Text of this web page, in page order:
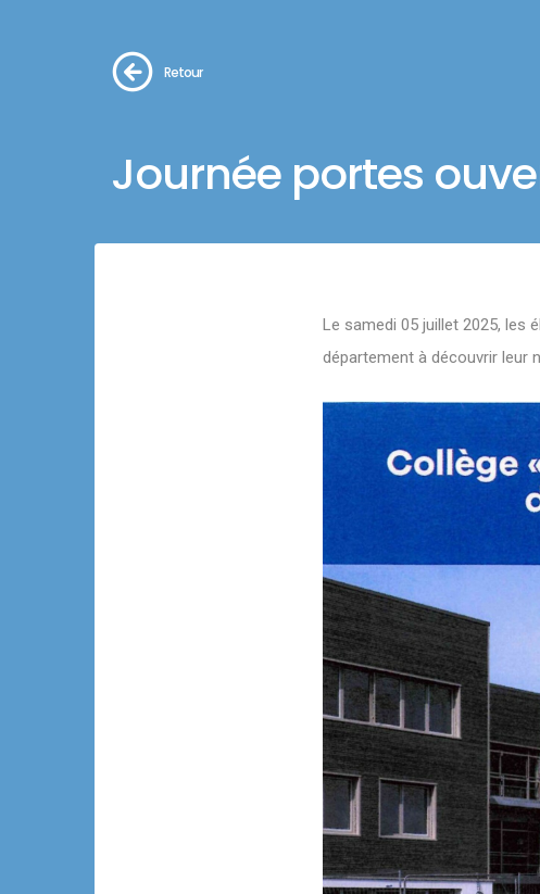
Retour
Journée portes
Le samedi 05 juillet 2025, les
département à découvrir leur